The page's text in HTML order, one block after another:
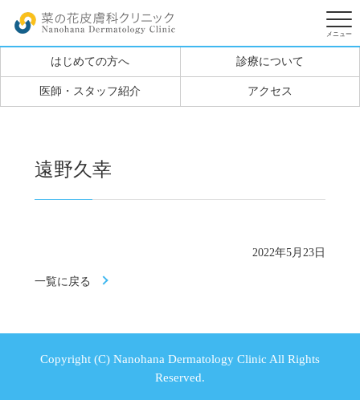
はじめての方へ 診療について
医師・スタッフ紹介 アクセス
遠野久幸
2022年5月23日
一覧に戻る
Copyright (C) Nanohana Dermatology Clinic All Rights
Reserved.